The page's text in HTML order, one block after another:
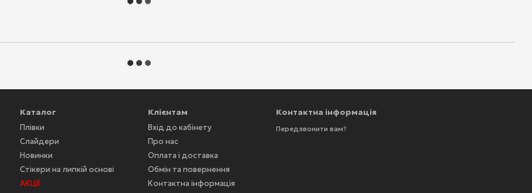
Каталог
Плівки
Слайдери
Новинки
Стікери на липкій основі
АКЦІЇ
Клієнтам
Вхід до кабінету
Про нас
Оплата і доставка
Обмін та повернення
Контактна інформація
Контактна інформація
Передзвонити вам?